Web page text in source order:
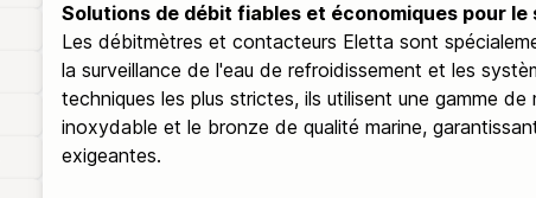
Solutions de débit fiables et économiques pour
Les débitmètres et contacteurs Eletta sont
la surveillance de l'eau de refroidissement et les
techniques les plus strictes, ils utilisent une gamme
inoxydable et le bronze de qualité marine,
exigeantes.